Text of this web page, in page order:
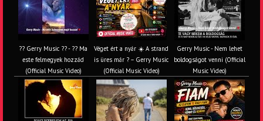
?? Gerry Music ?? - ?? Ma
este felmegyek hozzád
(Official Music Video)
Véget ért a nyár ☀️ A strand
is üres már ? – Gerry Music
(Official Music Video)
Gerry Music - Nem lehet
boldogságot venni (Official
Music Video)